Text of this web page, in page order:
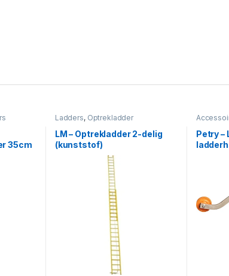
35cm
Ladders, Optrekladder
LM – Optrekladder 2-delig
(kunststof)
Petry –